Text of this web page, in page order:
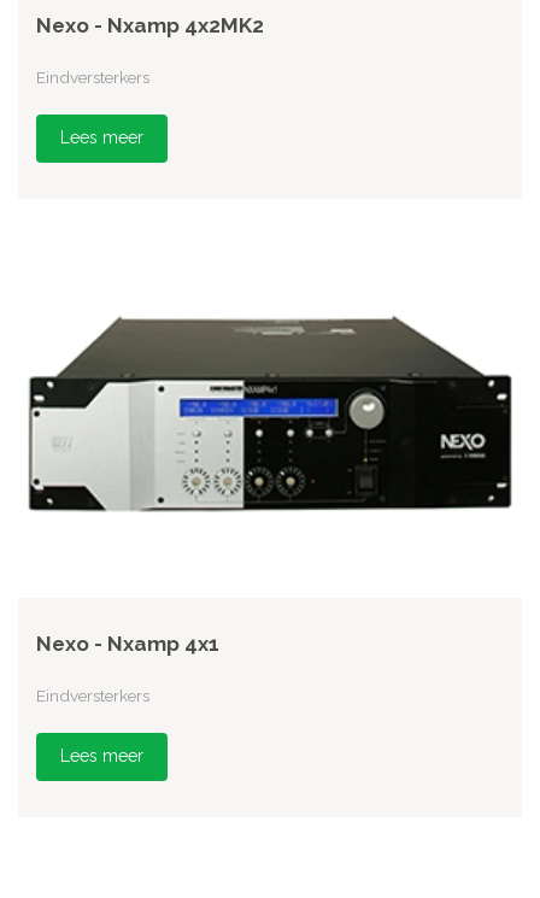
Nexo - Nxamp 4x2MK2
Eindversterkers
Lees meer
Nexo - Nxamp 4x1
Eindversterkers
Lees meer